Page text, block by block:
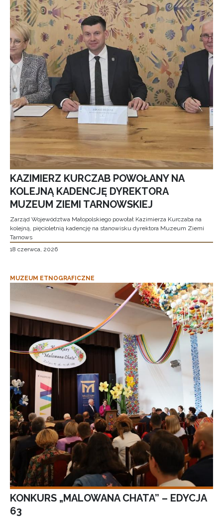
KAZIMIERZ KURCZAB POWOŁANY NA
KOLEJNĄ KADENCJĘ DYREKTORA
MUZEUM ZIEMI TARNOWSKIEJ
Zarząd Województwa Małopolskiego powołał Kazimierza Kurczaba na
kolejną, pięcioletnią kadencję na stanowisku dyrektora Muzeum Ziemi
Tarnows
18 czerwca, 2026
MUZEUM ETNOGRAFICZNE
KONKURS „MALOWANA CHATA” – EDYCJA
63